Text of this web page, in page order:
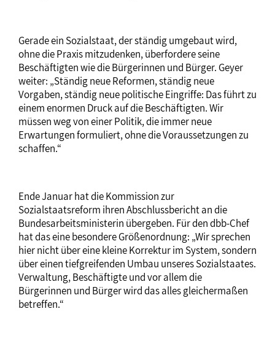
Gerade ein Sozialstaat, der ständig umgebaut wird,
ohne die Praxis mitzudenken, überfordere seine
Beschäftigten wie die Bürgerinnen und Bürger. Geyer
weiter: „Ständig neue Reformen, ständig neue
Vorgaben, ständig neue politische Eingriffe: Das führt zu
einem enormen Druck auf die Beschäftigten. Wir
müssen weg von einer Politik, die immer neue
Erwartungen formuliert, ohne die Voraussetzungen zu
schaffen.“
Ende Januar hat die Kommission zur
Sozialstaatsreform ihren Abschlussbericht an die
Bundesarbeitsministerin übergeben. Für den dbb-Chef
hat das eine besondere Größenordnung: „Wir sprechen
hier nicht über eine kleine Korrektur im System, sondern
über einen tiefgreifenden Umbau unseres Sozialstaates.
Verwaltung, Beschäftigte und vor allem die
Bürgerinnen und Bürger wird das alles gleichermaßen
betreffen.“